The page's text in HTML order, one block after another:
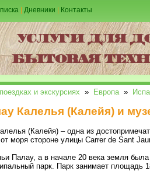
Дневники Контакты
и экскурсиях » Европа»
Калелья (Калейя) и
(Калейя) – одна из
моря стороне улицы Carrer de Sant
Палау, а в начале 20 века земля
парк. Парк занимает площадь